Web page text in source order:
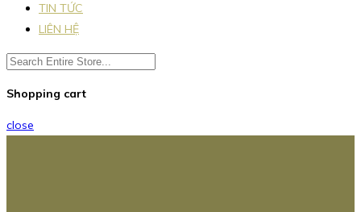
TIN TỨC
LIÊN HỆ
Shopping cart
close